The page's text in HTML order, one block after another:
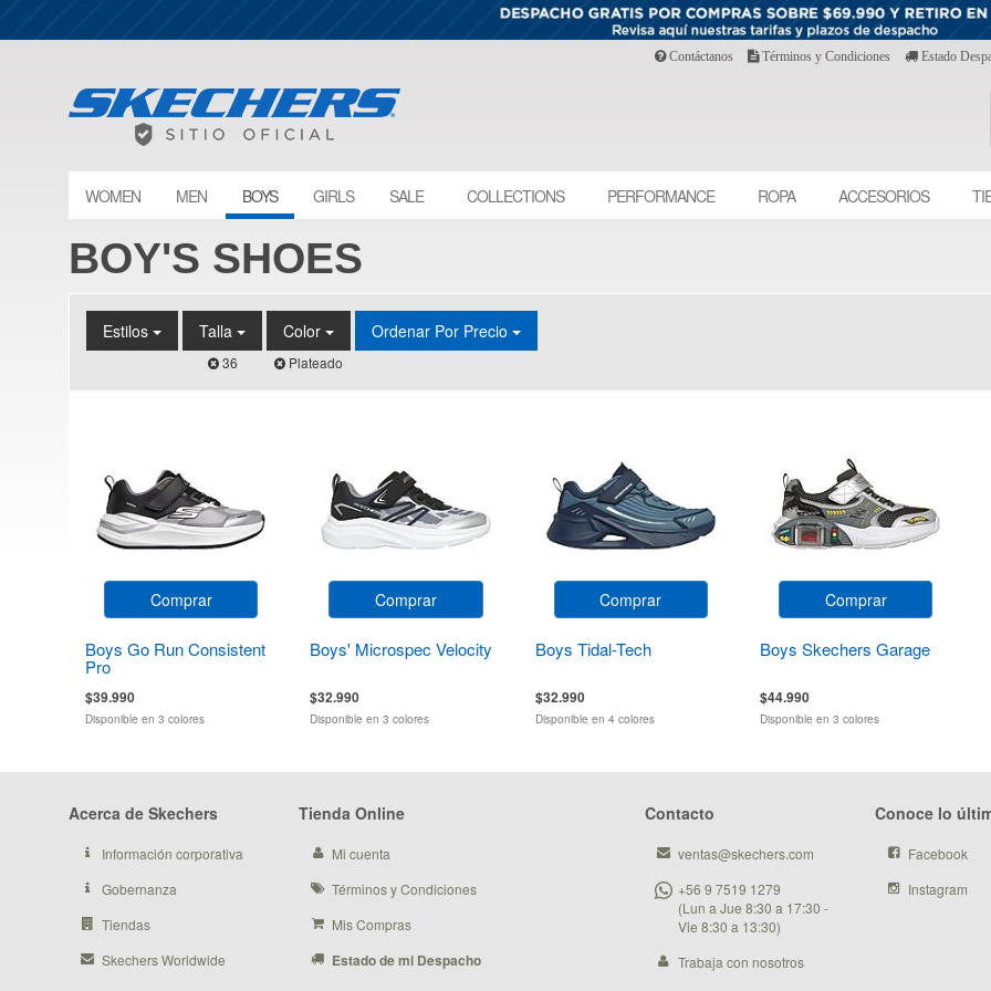
Contáctanos Términos y Condiciones Estado
WOMEN MEN BOYS GIRLS SALE COLLECTIONS PERFORMANCE ROPA ACCESORIOS
BOY'S SHOES
Estilos Talla
36
Color
Plateado
Ordenar Por Precio
Comprar
Boys Go Run Consistent
Pro
$39.990
Disponible en 3 colores
Comprar
Boys' Microspec Velocity
$32.990
Disponible en 3 colores
Comprar
Boys Tidal-Tech
$32.990
Disponible en 4 colores
Comprar
Boys Skechers Garage
$44.990
Disponible en 3 colores
Acerca de Skechers
Información corporativa
Gobernanza
Tiendas
Skechers Worldwide
Tienda Online
Mi cuenta
Términos y Condiciones
Mis Compras
Estado de mi Despacho
Contacto
ventas@skechers.com
+56 9 7519 1279
(Lun a Jue 8:30 a 17:30 -
Vie 8:30 a 13:30)
Trabaja con nosotros
Conoce lo
Facebook
Instagram